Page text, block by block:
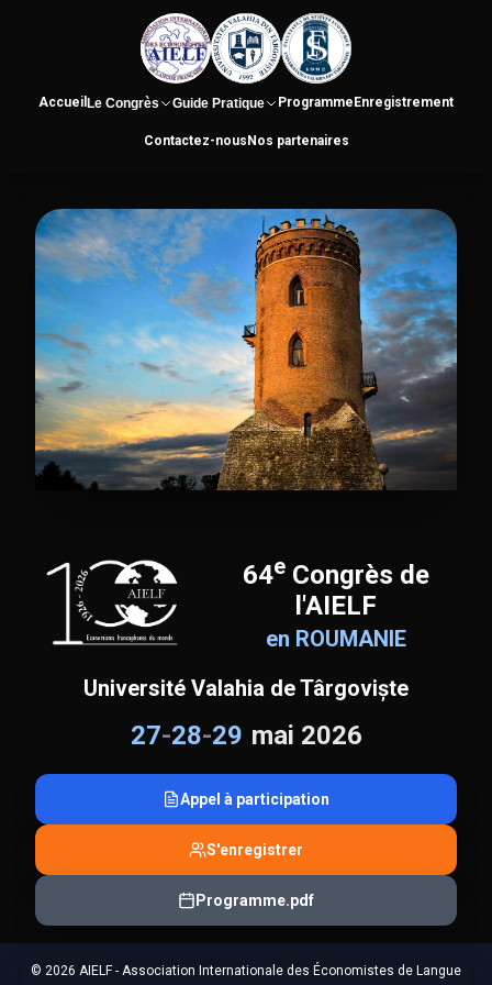
Accueil Le Congrès Guide Pratique Programme Enregistrement
Contactez-nous Nos partenaires
64e Congrès de
l'AIELF
en ROUMANIE
Université Valahia de Târgoviște
27-28-29 mai 2026
Appel à participation
S'enregistrer
Programme.pdf
© 2026 AIELF - Association Internationale des Économistes de Langue